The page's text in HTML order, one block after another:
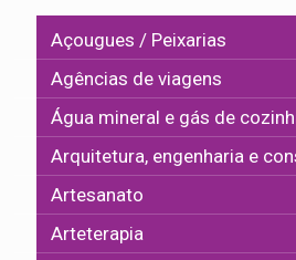
Açougues / Peixarias
Agências de viagens
Água mineral e gás de
Arquitetura, engenharia e
Artesanato
Arteterapia